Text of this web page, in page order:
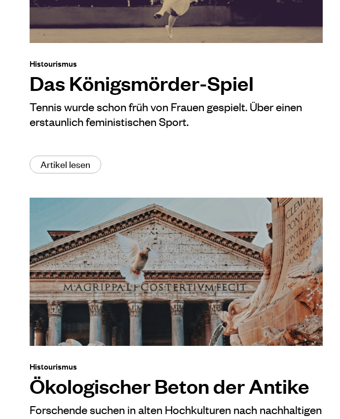
Histourismus
Das Königsmörder-Spiel
Tennis wurde schon früh von Frauen gespielt. Über einen
erstaunlich feministischen Sport.
Artikel lesen
Histourismus
Ökologischer Beton der Antike
Forschende suchen in alten Hochkulturen nach nachhaltigen